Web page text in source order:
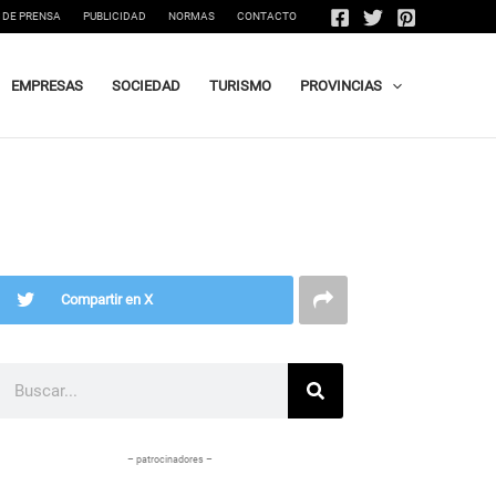
PRENSA PUBLICIDAD NORMAS CONTACTO
EMPRESAS SOCIEDAD TURISMO PROVINCIAS
Compartir en X
– patrocinadores –